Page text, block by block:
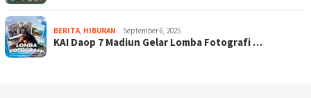
BERITA HIBURAN September 6, 2025
KAI Daop 7 Madiun Gelar Lomba Fotografi …